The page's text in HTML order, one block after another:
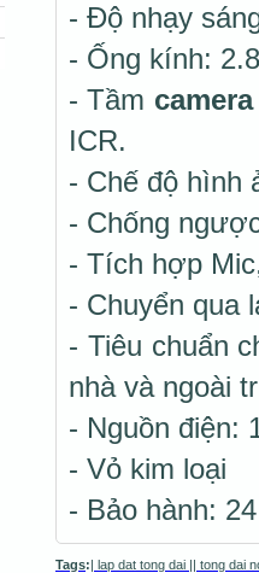
- Độ nhạy
- Ống kính:
- Tầm
ICR.
- Chế độ hình
- Chống
- Tích hợp
- Chuyển qua
- Tiêu chuẩn
nhà và ngoài
- Nguồn điện:
- Vỏ kim loại
- Bảo hành:
Tags:| lap dat tong dai || tong dai